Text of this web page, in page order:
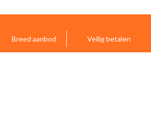
Breed aanbod Veilig betalen